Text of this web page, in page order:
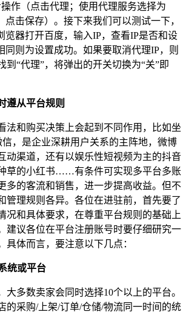
作（点击代理；使用代理服务选择为
点击保存）。接下来我们可以测试一下，
览器打开百度，输入IP，查看IP是否和设
同则为设置成功。如果要取消代理IP，则
到“代理”，将弹出的开关切换为“关”即
遵从平台规则
法和购买决策上会起到不同作用，比如坐
，是企业深耕用户关系的主阵地，微博
动渠道，还有以娱乐性短视频为主的抖音
草的小红书……有条件可实现多平台多账
多的客流和销售，进一步提高收益。但不
管理规则各异。各位在进驻前，首先要了
况和具体要求，在尊重平台规则的基础上
建议各位在平台注册账号时要仔细研究一
具体而言，要注意以下几点：
统或平台
大多数卖家会同时选择10个以上的平台。
的采购/上架/订单/仓储/物流同一时间的统